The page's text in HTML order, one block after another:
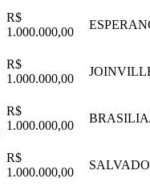
R$
1.000.000,00
R$
1.000.000,00
R$
1.000.000,00
BRASILIA
R$
1.000.000,00